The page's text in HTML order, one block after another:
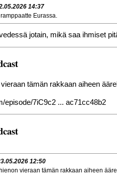
14:37
Eurassa.
jotain, mikä saa ihmiset
tämän rakkaan aiheen
episode/7iC9c2 ... ac71cc48b2
12:50
vieraan tämän rakkaan aiheen